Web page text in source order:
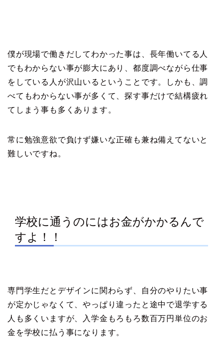
僕が現場で働きだしてわかった事は、長年働いてる人
でもわからない事が膨大にあり、都度調べながら仕事
をしている人が沢山いるということです。しかも、調
べてもわからない事が多くて、探す事だけで結構疲れ
てしまう事も多くあります。
常に勉強意欲で負けず嫌いな正確も兼ね備えてないと
難しいですね。
学校に通うのにはお金がかかるんで
すよ！！
専門学生だとデザインに関わらず、自分のやりたい事
が定かじゃなくて、やっぱり違ったと途中で退学する
人も多くいますが、入学金もろもろ数百万円単位のお
金を学校に払う事になります。